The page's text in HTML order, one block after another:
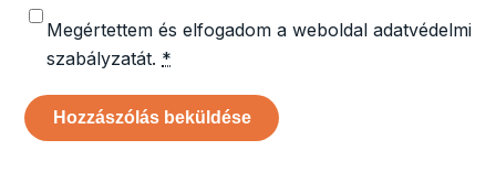
Megértettem és elfogadom a weboldal adatvédelmi
szabályzatát. *